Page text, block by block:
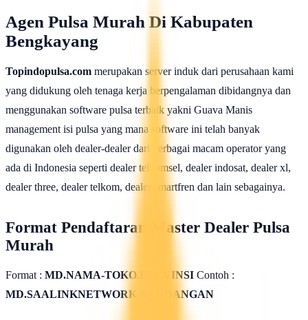
Agen Pulsa Murah Di Kabupaten
Bengkayang
Topindopulsa.com merupakan server induk dari perusahaan kami
yang didukung oleh tenaga kerja berpengalaman dibidangnya dan
menggunakan software pulsa terbaik yakni Guava Manis
management isi pulsa yang mana software ini telah banyak
digunakan oleh dealer-dealer dari berbagai macam operator yang
ada di Indonesia seperti dealer telkomsel, dealer indosat, dealer xl,
dealer three, dealer telkom, dealer smartfren dan lain sebagainya.
Format Pendaftaran Master Dealer Pulsa
Murah
Format : MD.NAMA-TOKO.PROVINSI Contoh :
MD.SAALINKNETWORK.KANDANGAN